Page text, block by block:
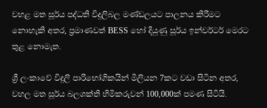
වහළ මත සූර්ය පද්ධති විදුලිබල මණ්ඩලයට පාලනය කිරීමට
නොහැකි අතර, ප්‍රමාණවත් BESS හෝ දියුණු සූර්ය ඉන්වර්ටර් මෙරට
තුළ නොමැත.
ශ්‍රී ලංකාවේ විදුලි පාරිභෝගිකයින් මිලියන 7කට වඩා සිටින අතර,
වහල මත සූර්ය බලශක්ති හිමිකරුවන් 100,000ක් පමණ සිටියි.